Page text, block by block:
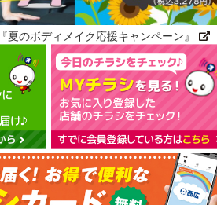
のボディメイク応援キャンペーン』